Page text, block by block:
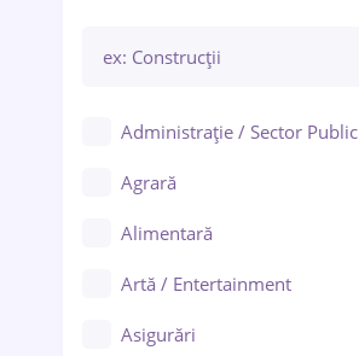
Administrație / Sector Public
Agrară
Alimentară
Artă / Entertainment
Asigurări